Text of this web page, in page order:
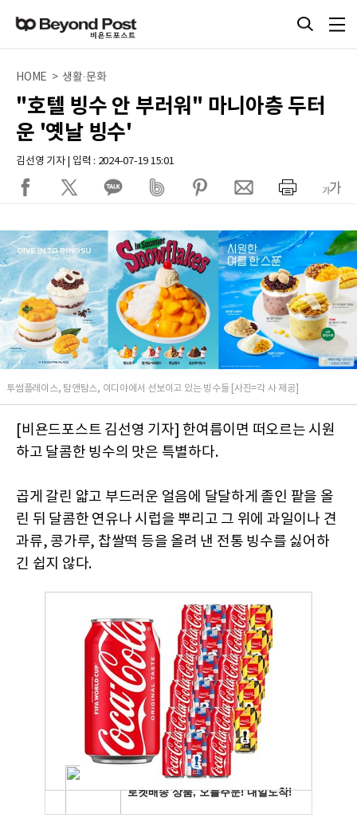
HOME > 생활·문화
"호텔 빙수 안 부러워" 마니아층 두터
운 '옛날 빙수'
김선영 기자 | 입력 : 2024-07-19 15:01
투썸플레이스, 탐앤탐스, 이디야에서 선보이고 있는 빙수들 [사진=각 사 제공]
[비욘드포스트 김선영 기자] 한여름이면 떠오르는 시원
하고 달콤한 빙수의 맛은 특별하다.
곱게 갈린 얇고 부드러운 얼음에 달달하게 졸인 팥을 올
린 뒤 달콤한 연유나 시럽을 뿌리고 그 위에 과일이나 견
과류, 콩가루, 찹쌀떡 등을 올려 낸 전통 빙수를 싫어하
긴 쉽지 않다.